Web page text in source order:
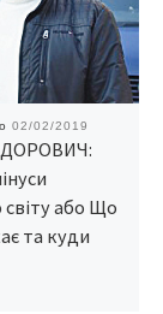
02/02/2019
світу або Що
та куди